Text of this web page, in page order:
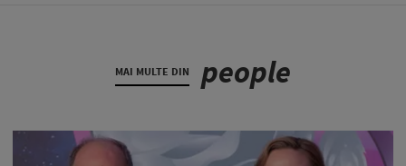
MAI MULTE DIN people